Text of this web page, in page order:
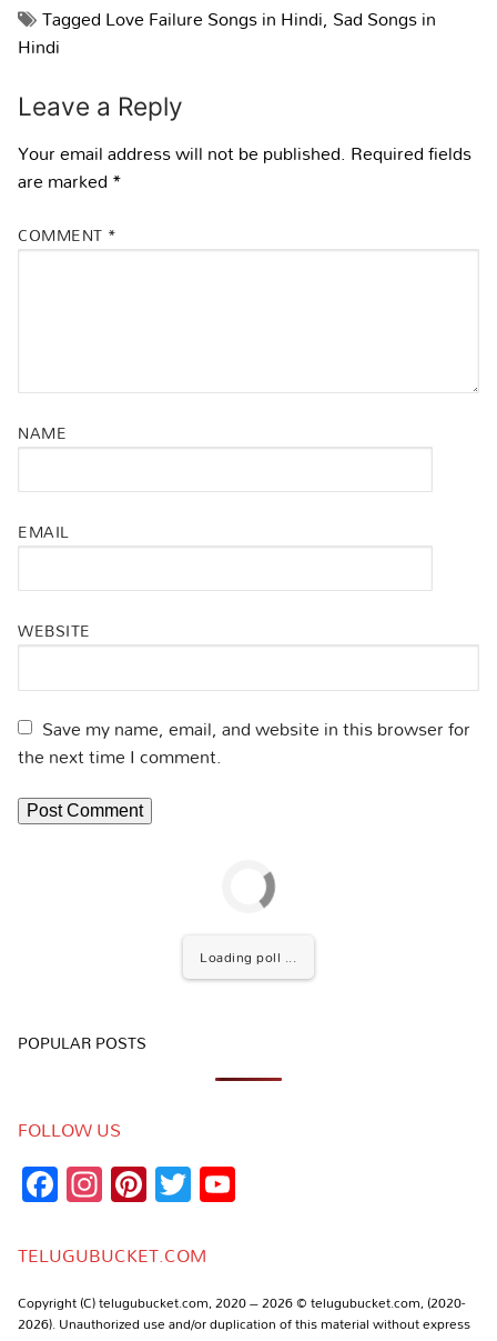
TaggedLove Failure Songs in Hindi, Sad Songs in
Hindi
Leave a Reply
Your email address will not be published. Required fields
are marked*
COMMENT *
NAME
EMAIL
WEBSITE
Save my name, email, and website in this browser for
the next time I comment.
Loading poll ...
POPULAR POSTS
FOLLOW US
Facebook
Instagram
Pinterest
Twitter
TELUGUBUCKET.COM
Copyright (C) telugubucket.com, 2020 – 2026 © telugubucket.com, (2020-
2026). Unauthorized use and/or duplication of this material without express